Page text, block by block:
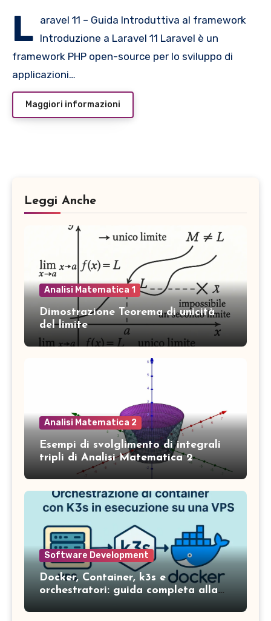
L aravel 11 – Guida Introduttiva al framework
Introduzione a Laravel 11 Laravel è un
framework PHP open-source per lo sviluppo di
applicazioni…
Maggiori informazioni
Leggi Anche
Analisi Matematica 1
Dimostrazione Teorema di unicità
del limite
Analisi Matematica 2
Esempi di svolglimento di integrali
tripli di Analisi Matematica 2
Software Development
Docker, Container, k3s e
orchestratori: guida completa alla
moderni